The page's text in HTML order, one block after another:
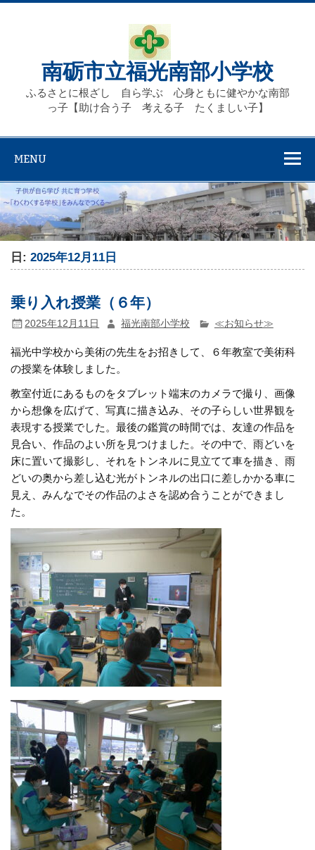
Skip
南砺市立福光南部小学校
ふるさとに根ざし 自ら学ぶ 心身ともに健やかな南部
っ子【助け合う子 考える子 たくましい子】
MENU
日:2025年12月11日
乗り入れ授業（６年）
2025年12月11日 福光南部小学校 ≪お知らせ≫
福光中学校から美術の先生をお招きして、６年教室で美術科
の授業を体験しました。
教室付近にあるものをタブレット端末のカメラで撮り、画像
から想像を広げて、写真に描き込み、その子らしい世界観を
表現する授業でした。最後の鑑賞の時間では、友達の作品を
見合い、作品のよい所を見つけました。その中で、雨どいを
床に置いて撮影し、それをトンネルに見立てて車を描き、雨
どいの奥から差し込む光がトンネルの出口に差しかかる車に
見え、みんなでその作品のよさを認め合うことができまし
た。